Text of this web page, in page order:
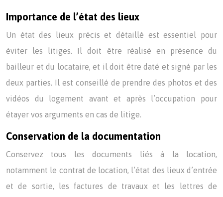
Importance de l’état des lieux
Un état des lieux précis et détaillé est essentiel pour
éviter les litiges. Il doit être réalisé en présence du
bailleur et du locataire, et il doit être daté et signé par les
deux parties. Il est conseillé de prendre des photos et des
vidéos du logement avant et après l’occupation pour
étayer vos arguments en cas de litige.
Conservation de la documentation
Conservez tous les documents liés à la location,
notamment le contrat de location, l’état des lieux d’entrée
et de sortie, les factures de travaux et les lettres de